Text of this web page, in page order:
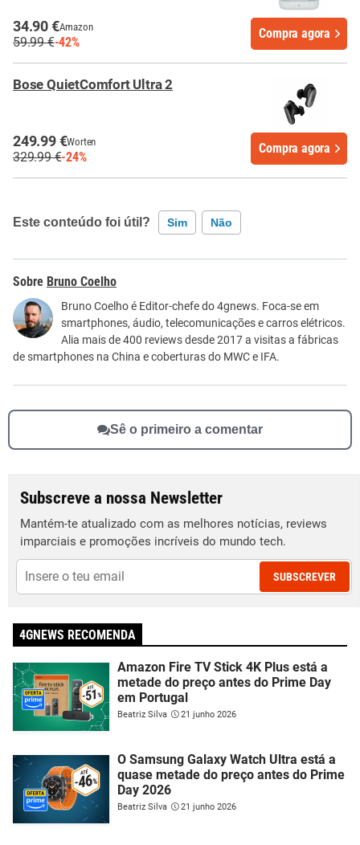
34.90 €Amazon
59.99 €-42%
Compra agora
Bose QuietComfort Ultra 2
249.99 €Worten
329.99 €-24%
Compra agora
Este conteúdo foi útil? Sim Não
Este conteúdo não tem a informação que procuro
Outro
Bruno Coelho
Bruno Coelho é Editor-chefe do 4gnews. Foca-se em
smartphones, áudio, telecomunicações e carros elétricos.
Alia mais de 400 reviews desde 2017 a visitas a fábricas
de smartphones na China e coberturas do MWC e IFA.
Sê o primeiro a comentar
Subscreve a nossa Newsletter
Mantém-te atualizado com as melhores notícias, reviews
imparciais e promoções incríveis do mundo tech.
SUBSCREVER
4GNEWS RECOMENDA
Amazon Fire TV Stick 4K Plus está a
metade do preço antes do Prime Day
em Portugal
Beatriz Silva 21 junho 2026
O Samsung Galaxy Watch Ultra está a
quase metade do preço antes do Prime
Day 2026
Beatriz Silva 21 junho 2026